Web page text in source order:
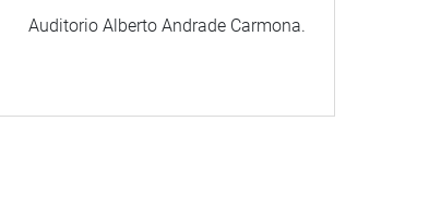
Auditorio Alberto Andrade Carmona.